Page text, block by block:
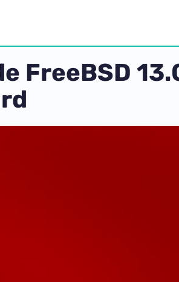
FreeBSD